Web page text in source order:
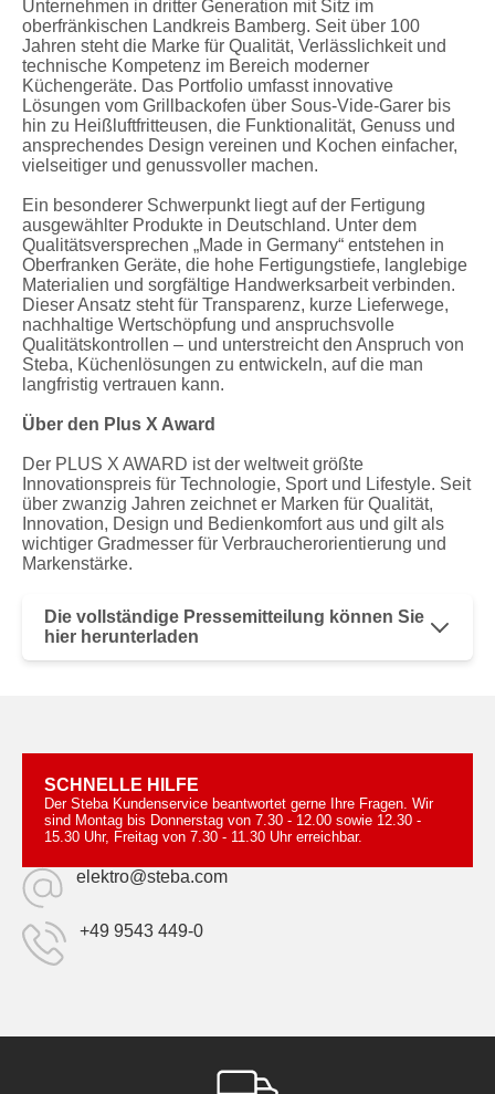
Unternehmen in dritter Generation mit Sitz im
oberfränkischen Landkreis Bamberg. Seit über 100
Jahren steht die Marke für Qualität, Verlässlichkeit und
technische Kompetenz im Bereich moderner
Küchengeräte. Das Portfolio umfasst innovative
Lösungen vom Grillbackofen über Sous-Vide-Garer bis
hin zu Heißluftfritteusen, die Funktionalität, Genuss und
ansprechendes Design vereinen und Kochen einfacher,
vielseitiger und genussvoller machen.
Ein besonderer Schwerpunkt liegt auf der Fertigung
ausgewählter Produkte in Deutschland. Unter dem
Qualitätsversprechen „Made in Germany“ entstehen in
Oberfranken Geräte, die hohe Fertigungstiefe, langlebige
Materialien und sorgfältige Handwerksarbeit verbinden.
Dieser Ansatz steht für Transparenz, kurze Lieferwege,
nachhaltige Wertschöpfung und anspruchsvolle
Qualitätskontrollen – und unterstreicht den Anspruch von
Steba, Küchenlösungen zu entwickeln, auf die man
langfristig vertrauen kann.
Über den Plus X Award
Der PLUS X AWARD ist der weltweit größte
Innovationspreis für Technologie, Sport und Lifestyle. Seit
über zwanzig Jahren zeichnet er Marken für Qualität,
Innovation, Design und Bedienkomfort aus und gilt als
wichtiger Gradmesser für Verbraucherorientierung und
Markenstärke.
Die vollständige Pressemitteilung können Sie
hier herunterladen
SCHNELLE HILFE
Der Steba Kundenservice beantwortet gerne Ihre Fragen. Wir
sind Montag bis Donnerstag von 7.30 - 12.00 sowie 12.30 -
15.30 Uhr, Freitag von 7.30 - 11.30 Uhr erreichbar.
elektro@steba.com
+49 9543 449-0